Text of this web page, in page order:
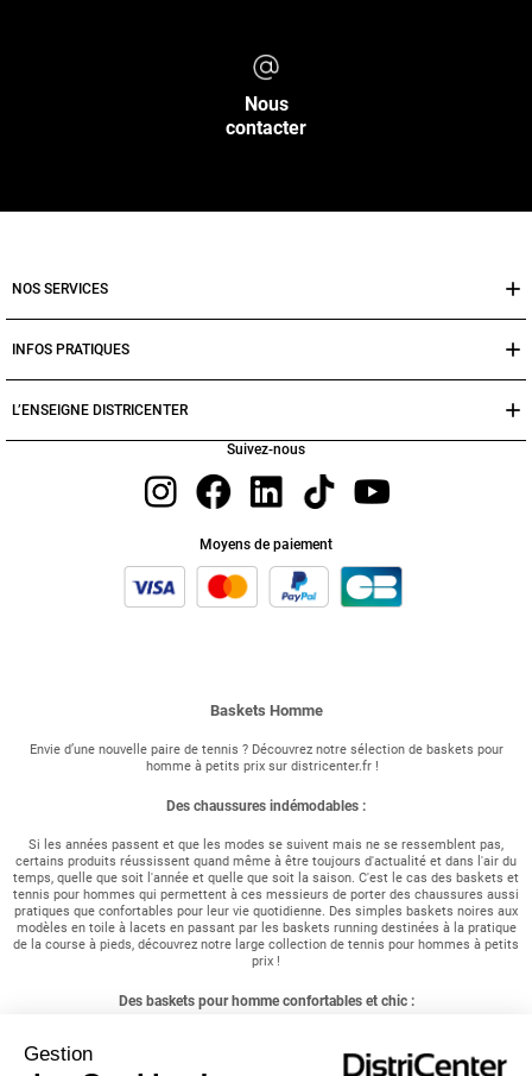
Gestion
Baskets Homme
Envie d’une nouvelle paire de tennis ? Découvrez notre sélection de baskets pour
homme à petits prix sur districenter.fr !
Des chaussures indémodables :
Si les années passent et que les modes se suivent mais ne se ressemblent pas,
certains produits réussissent quand même à être toujours d'actualité et dans l'air du
temps, quelle que soit l'année et quelle que soit la saison. C'est le cas des baskets et
tennis pour hommes qui permettent à ces messieurs de porter des chaussures aussi
pratiques que confortables pour leur vie quotidienne. Des simples baskets noires aux
modèles en toile à lacets en passant par les baskets running destinées à la pratique
de la course à pieds, découvrez notre large collection de tennis pour hommes à petits
prix !
Des baskets pour homme confortables et chic :
sportif et recherchez des chaussures aux semelles résistantes ? Vous êtes un
Nous
contacter
NOS SERVICES
INFOS PRATIQUES
L’ENSEIGNE DISTRICENTER
Suivez-nous
Moyens de paiement